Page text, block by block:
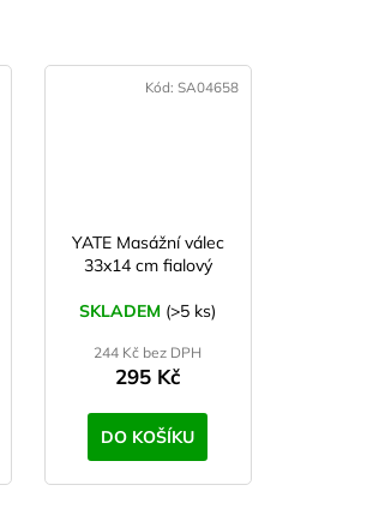
YATE Masážní válec
33x14 cm fialový
SKLADEM (>5 ks)
244 Kč bez DPH
295 Kč
DO KOŠÍKU
Kód: SA04658